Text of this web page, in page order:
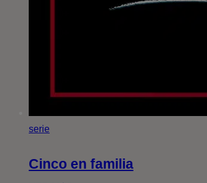
serie
Cinco en familia